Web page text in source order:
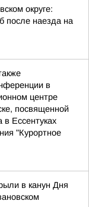
округе:
после наезда на
в
центре
посвященной
в Ессентуках
"Курортное
в канун Дня